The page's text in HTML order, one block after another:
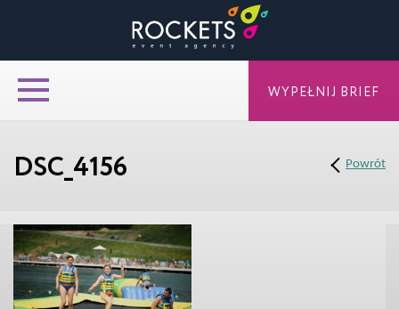
DSC_4156 Powrót
WYPEŁNIJ BRIEF